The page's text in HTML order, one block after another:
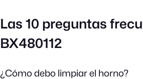
Las 10 preguntas
BX480112
¿Cómo debo limpiar el horno?